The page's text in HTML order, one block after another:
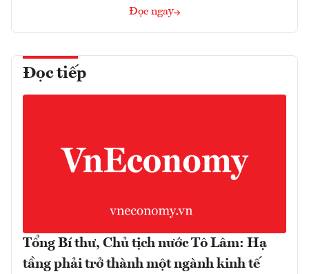
Đọc ngay
Đọc tiếp
Tổng Bí thư, Chủ tịch nước Tô Lâm: Hạ
tầng phải trở thành một ngành kinh tế